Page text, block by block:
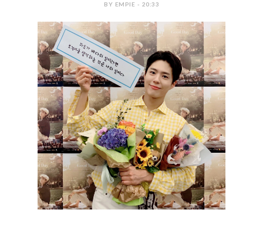
BY EMPIE - 20:33